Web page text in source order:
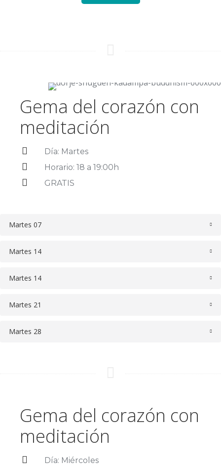
Gema del corazón con
meditación
Día: Martes
Horario: 18 a 19:00h
GRATIS
Martes 07
Martes 14
Martes 14
Martes 21
Martes 28
Gema del corazón con
meditación
Día: Miércoles